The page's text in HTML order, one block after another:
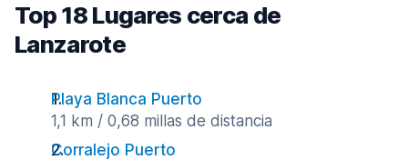
Top 18 Lugares cerca de
Lanzarote
Playa Blanca Puerto
1,1 km / 0,68 millas de distancia
Corralejo Puerto